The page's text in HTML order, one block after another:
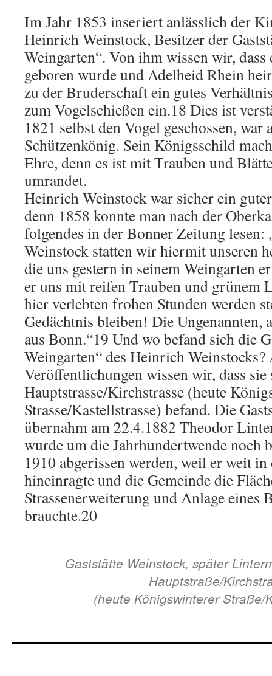
Im Jahr 1853 inseriert anlässlich der
Heinrich Weinstock, Besitzer der
Weingarten“. Von ihm wissen wir, dass
geboren wurde und Adelheid Rhein
zu der Bruderschaft ein gutes
zum Vogelschießen ein.18 Dies ist
1821 selbst den Vogel geschossen, war
Schützenkönig. Sein Königsschild
Ehre, denn es ist mit Trauben und
umrandet.
Heinrich Weinstock war sicher ein
denn 1858 konnte man nach der
folgendes in der Bonner Zeitung lesen:
Weinstock statten wir hiermit unseren
die uns gestern in seinem Weingarten
er uns mit reifen Trauben und grünem
hier verlebten frohen Stunden werden
Gedächtnis bleiben! Die Ungenannten,
aus Bonn.“19 Und wo befand sich die
Weingarten“ des Heinrich Weinstocks?
Veröffentlichungen wissen wir, dass sie
Hauptstrasse/Kirchstrasse (heute
Strasse/Kastellstrasse) befand. Die
übernahm am 22.4.1882 Theodor
wurde um die Jahrhundertwende noch
1910 abgerissen werden, weil er weit in
hineinragte und die Gemeinde die
Strassenerweiterung und Anlage eines
brauchte.20
Gaststätte Weinstock, später
Hauptstraße/
(heute Königswinterer Straße/